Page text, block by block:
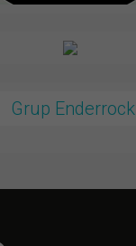
Grup Enderrock